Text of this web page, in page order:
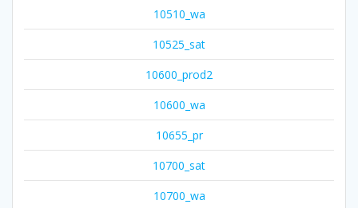
10510_wa
10525_sat
10600_prod2
10600_wa
10655_pr
10700_sat
10700_wa